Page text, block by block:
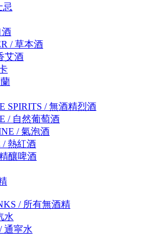
忌
酒
/草本酒
艾酒
SPIRITS /無酒精烈酒
/ 自然葡萄酒
/氣泡酒
/熱紅酒
釀啤酒
/ 所有無酒精
水
/通寜水